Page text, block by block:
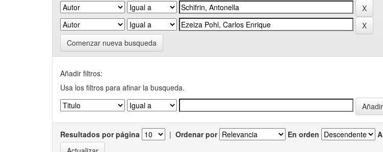
Comenzar nueva busqueda
Añadir filtros:
Usa los filtros para afinar la busqueda.
Resultados por página | Ordenar por En orden